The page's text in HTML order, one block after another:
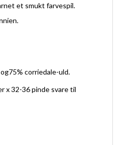
et smukt farvespil.
corriedale-uld.
x 32-36 pinde svare til